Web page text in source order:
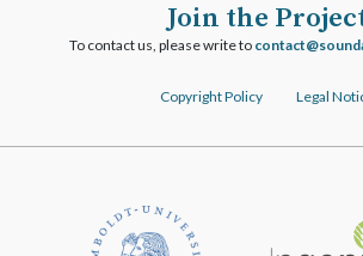
Join the
To contact us, please write to
Copyright Policy Legal